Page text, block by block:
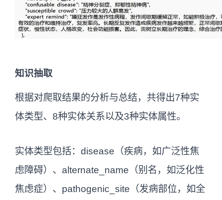
知识抽取
根据对爬取结果的分析与总结，共得出7种实
体类型、8种实体关系以及3种实体属性。
实体类型包括：disease（疾病，如广泛性焦
虑障碍）、alternate_name（别名，如泛化性
焦虑症）、pathogenic_site（发病部位，如全